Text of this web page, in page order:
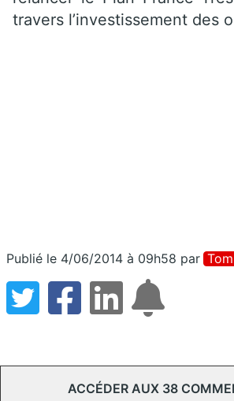
travers l’investissement des
Publié le 4/06/2014 à 09h58 par
ACCÉDER AUX 38